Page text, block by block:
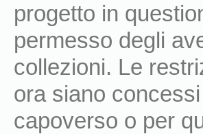
progetto in
permesso degli
collezioni. Le
ora siano
capoverso o per